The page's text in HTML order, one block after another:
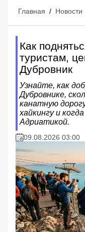
Главная / Новости
Как
туристам,
Дубровник
Узнайте, как
Дубровнике,
канатную
хайкингу и
Адриатикой.
09.08.2026 03:00